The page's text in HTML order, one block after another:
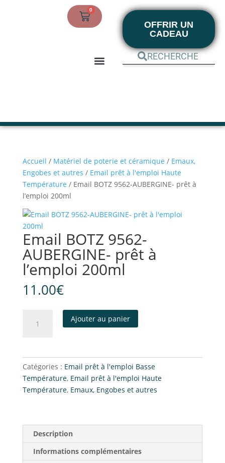
0
OFFRIR UN
CADEAU
Accueil / Matériel de poterie et céramique / Emaux,
Engobes et autres / Email prêt à l'emploi Haute
Température / Email BOTZ 9562-AUBERGINE- prêt à
l’emploi 200ml
Email BOTZ 9562-
AUBERGINE- prêt à
l’emploi 200ml
11.00€
Ajouter au panier
Catégories : Email prêt à l'emploi Basse
Température, Email prêt à l'emploi Haute
Température, Emaux, Engobes et autres
Description
Informations complémentaires